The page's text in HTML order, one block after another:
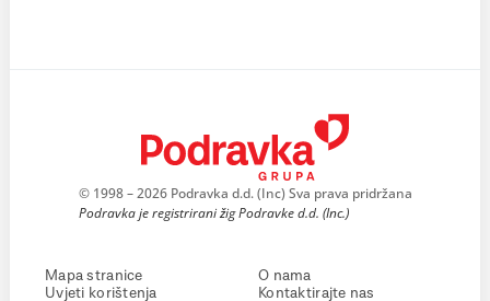
© 1998 – 2026 Podravka d.d. (Inc) Sva prava pridržana
Podravka je registrirani žig Podravke d.d. (Inc.)
Mapa stranice
Uvjeti korištenja
O nama
Kontaktirajte nas